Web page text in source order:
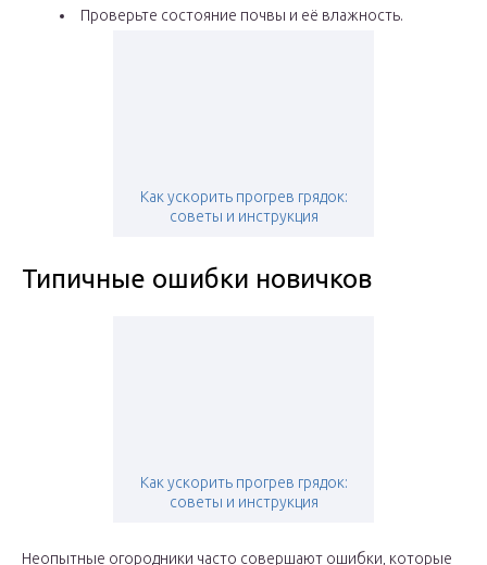
Проверьте состояние почвы и её влажность.
Как ускорить прогрев грядок:
советы и инструкция
Типичные ошибки новичков
Как ускорить прогрев грядок:
советы и инструкция
Неопытные огородники часто совершают ошибки, которые